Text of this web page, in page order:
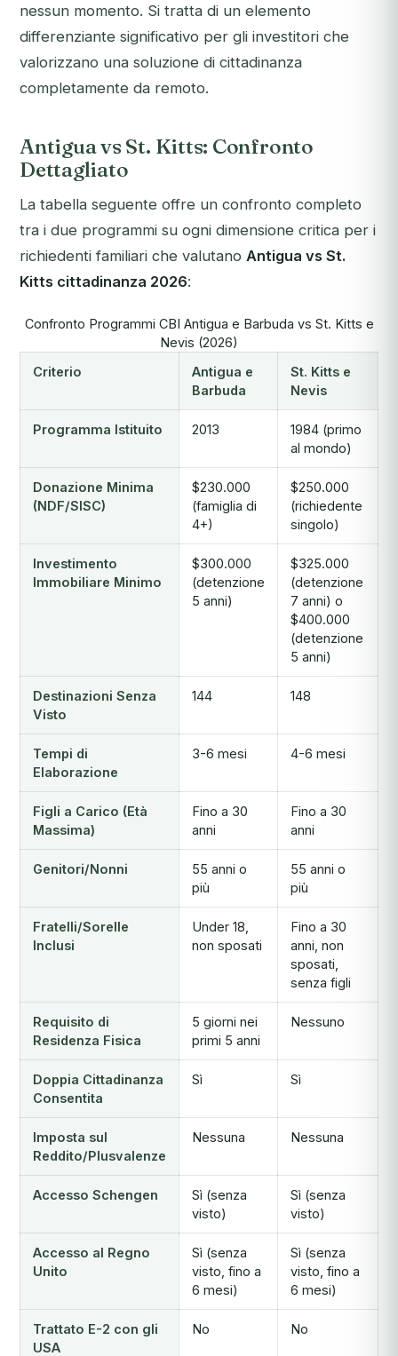
nessun momento. Si tratta di un elemento
differenziante significativo per gli investitori che
valorizzano una soluzione di cittadinanza
completamente da remoto.
Antigua vs St. Kitts: Confronto
Dettagliato
La tabella seguente offre un confronto completo
tra i due programmi su ogni dimensione critica per i
richiedenti familiari che valutano Antigua vs St.
Kitts cittadinanza 2026:
Confronto Programmi CBI Antigua e Barbuda vs St. Kitts e
Nevis (2026)
Criterio
Antigua e
Barbuda
St. Kitts e
Nevis
Programma Istituito 2013
1984 (primo
al mondo)
Donazione Minima
(NDF/SISC)
$230.000
(famiglia di
4+)
$250.000
(richiedente
singolo)
Investimento
Immobiliare Minimo
$300.000
(detenzione
5 anni)
$325.000
(detenzione
7 anni) o
$400.000
(detenzione
5 anni)
Destinazioni Senza
Visto
144 148
Tempi di
Elaborazione
3-6 mesi 4-6 mesi
Figli a Carico (Età
Massima)
Fino a 30
anni
Fino a 30
anni
Genitori/Nonni
55 anni o
più
55 anni o
più
Fratelli/Sorelle
Inclusi
Under 18,
non sposati
Fino a 30
anni, non
sposati,
senza figli
Requisito di
Residenza Fisica
5 giorni nei
primi 5 anni
Nessuno
Doppia Cittadinanza
Consentita
Sì Sì
Imposta sul
Reddito/Plusvalenze
Nessuna Nessuna
Accesso Schengen
Sì (senza
visto)
Sì (senza
visto)
Accesso al Regno
Unito
Sì (senza
visto, fino a
6 mesi)
Sì (senza
visto, fino a
6 mesi)
Trattato E-2 con gli
USA
No No